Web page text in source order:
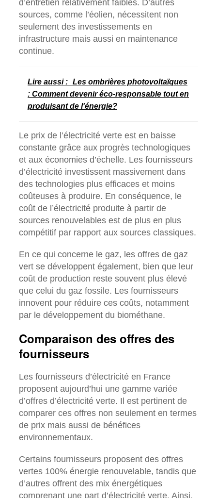
d’entretien relativement faibles. D’autres
sources, comme l’éolien, nécessitent non
seulement des investissements en
infrastructure mais aussi en maintenance
continue.
Lire aussi : Les ombrières photovoltaïques
: Comment devenir éco-responsable tout en
produisant de l'énergie?
Le prix de l’électricité verte est en baisse
constante grâce aux progrès technologiques
et aux économies d’échelle. Les fournisseurs
d’électricité investissent massivement dans
des technologies plus efficaces et moins
coûteuses à produire. En conséquence, le
coût de l’électricité produite à partir de
sources renouvelables est de plus en plus
compétitif par rapport aux sources classiques.
En ce qui concerne le gaz, les offres de gaz
vert se développent également, bien que leur
coût de production reste souvent plus élevé
que celui du gaz fossile. Les fournisseurs
innovent pour réduire ces coûts, notamment
par le développement du biométhane.
Comparaison des offres des
fournisseurs
Les fournisseurs d’électricité en France
proposent aujourd’hui une gamme variée
d’offres d’électricité verte. Il est pertinent de
comparer ces offres non seulement en termes
de prix mais aussi de bénéfices
environnementaux.
Certains fournisseurs proposent des offres
vertes 100% énergie renouvelable, tandis que
d’autres offrent des mix énergétiques
comprenant une part d’électricité verte. Ainsi,